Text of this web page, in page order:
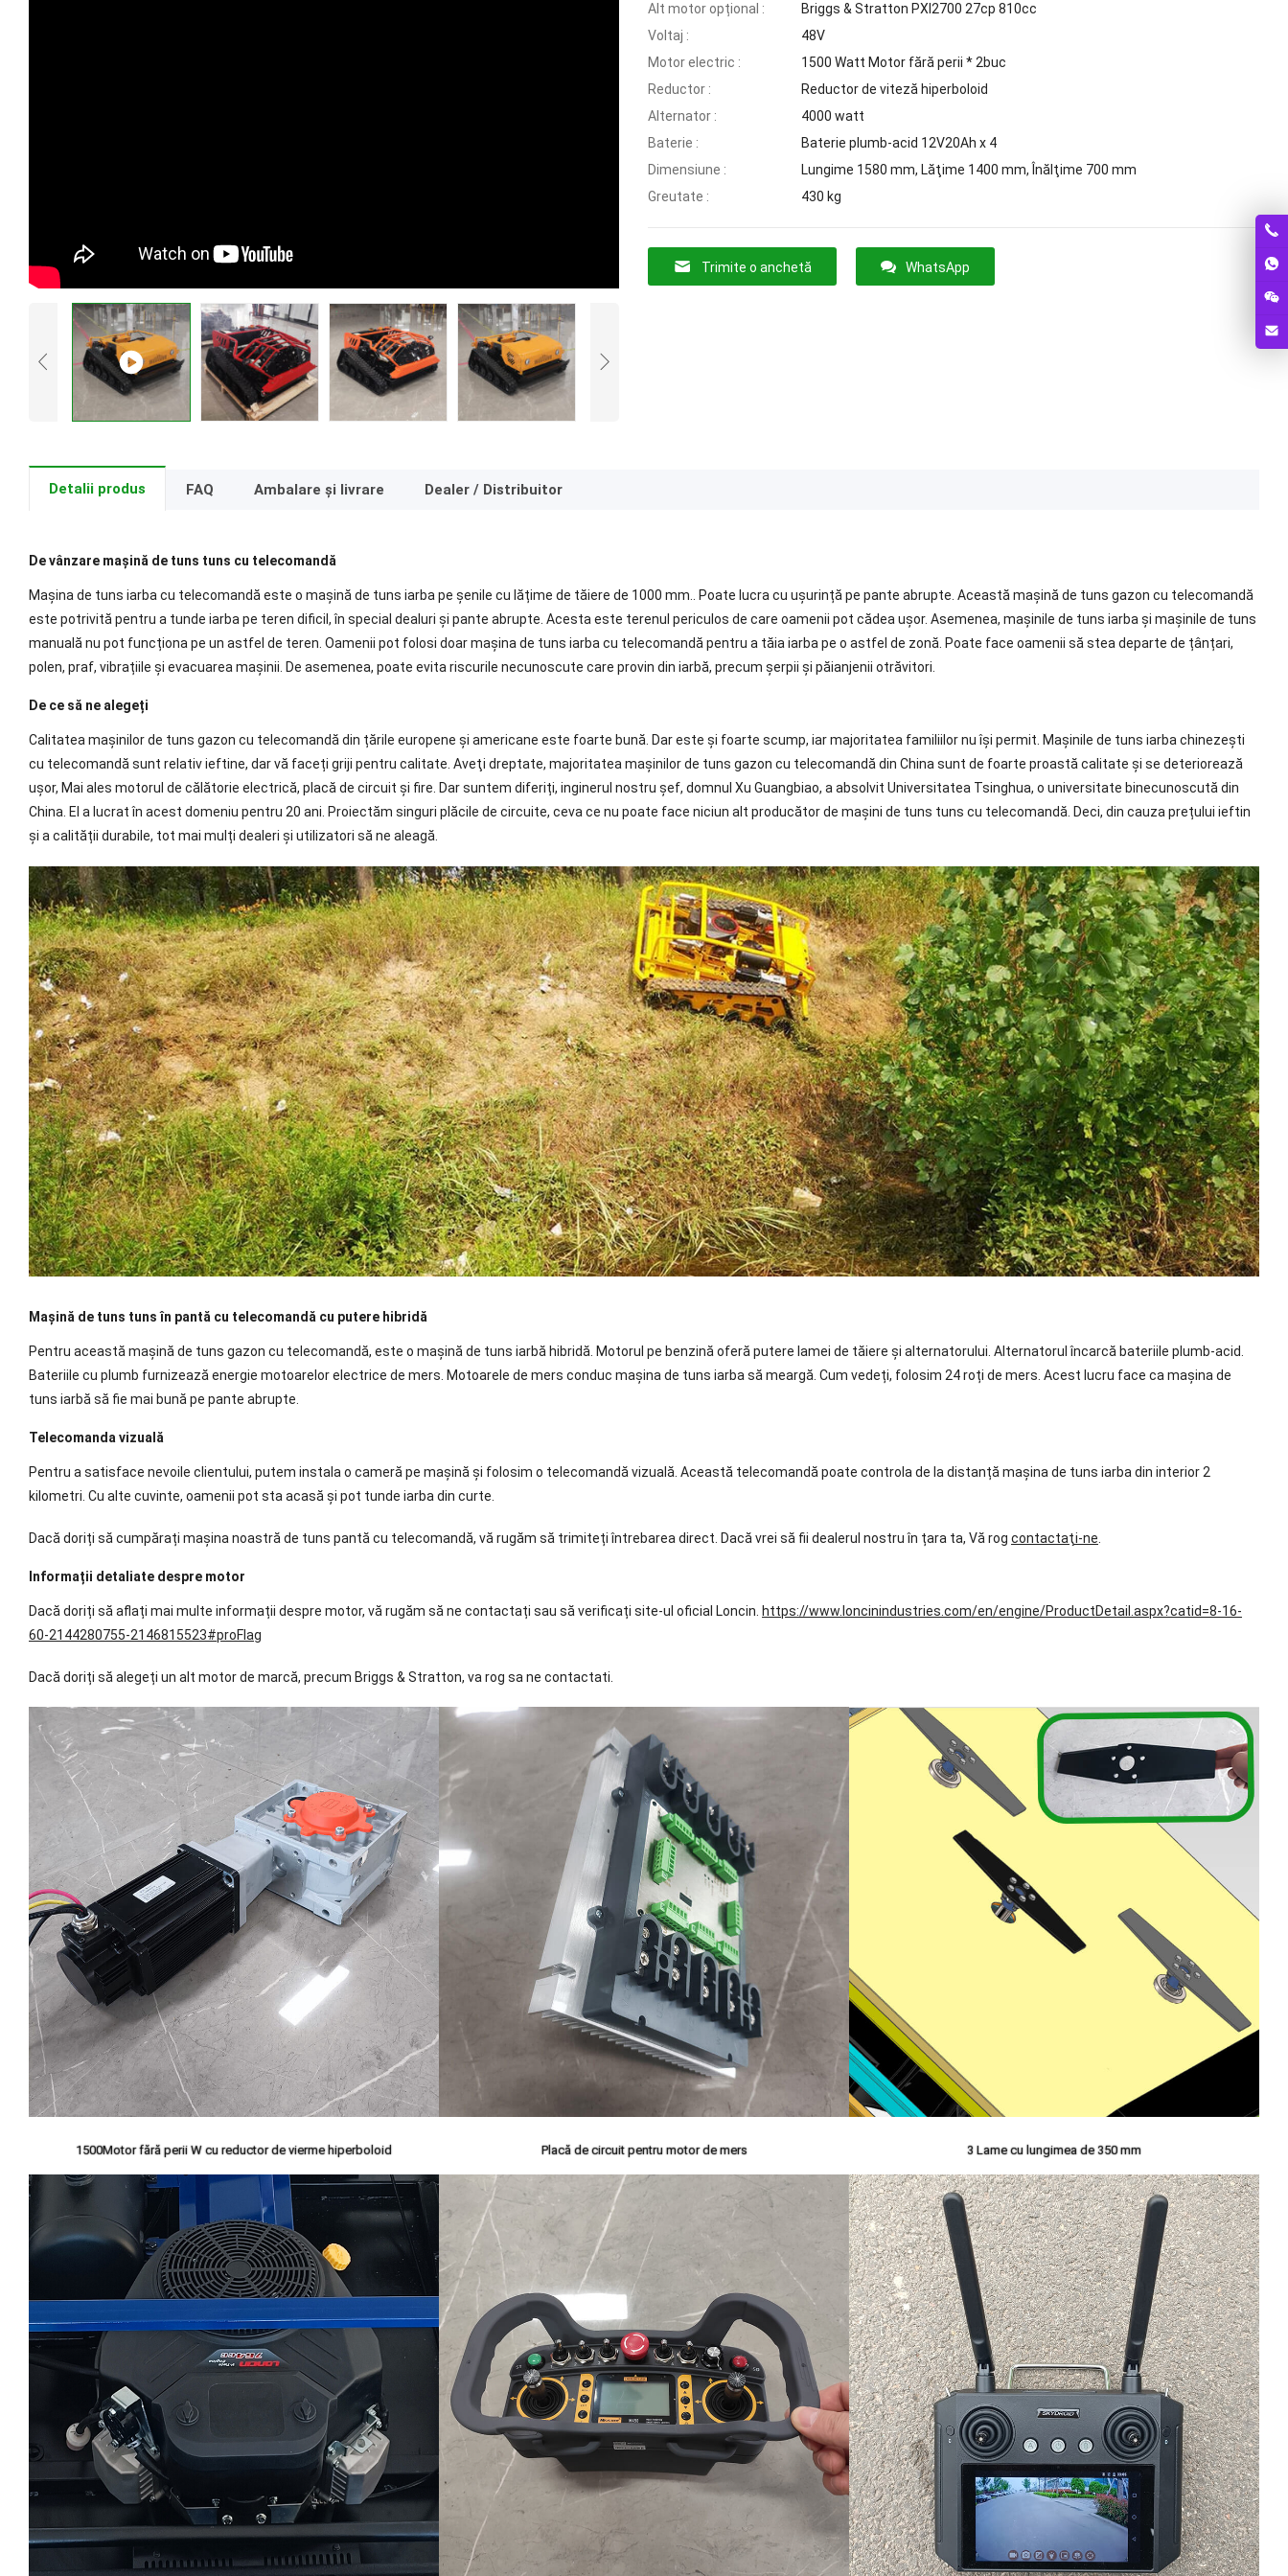
Alt motor opțional :
Briggs & Stratton PXI2700 27cp 810cc
Voltaj :
48V
Motor electric :
1500 Watt Motor fără perii * 2buc
Reductor :
Reductor de viteză hiperboloid
Alternator :
4000 watt
Baterie :
Baterie plumb-acid 12V20Ah x 4
Dimensiune :
Lungime 1580 mm, Lăţime 1400 mm, Înălţime 700 mm
Greutate :
430 kg
Trimite o anchetă WhatsApp
Detalii produs FAQ Ambalare și livrare Dealer / Distribuitor
De vânzare mașină de tuns tuns cu telecomandă
Mașina de tuns iarba cu telecomandă este o mașină de tuns iarba pe șenile cu lățime de tăiere de 1000 mm.. Poate lucra cu ușurință pe pante abrupte. Această mașină de tuns gazon cu telecomandă
este potrivită pentru a tunde iarba pe teren dificil, în special dealuri şi pante abrupte. Acesta este terenul periculos de care oamenii pot cădea ușor. Asemenea, mașinile de tuns iarba și mașinile de tuns
manuală nu pot funcționa pe un astfel de teren. Oamenii pot folosi doar mașina de tuns iarba cu telecomandă pentru a tăia iarba pe o astfel de zonă. Poate face oamenii să stea departe de țânțari,
polen, praf, vibrațiile și evacuarea mașinii. De asemenea, poate evita riscurile necunoscute care provin din iarbă, precum șerpii și păianjenii otrăvitori.
De ce să ne alegeți
Calitatea mașinilor de tuns gazon cu telecomandă din țările europene și americane este foarte bună. Dar este și foarte scump, iar majoritatea familiilor nu își permit. Mașinile de tuns iarba chinezești
cu telecomandă sunt relativ ieftine, dar vă faceți griji pentru calitate. Aveţi dreptate, majoritatea mașinilor de tuns gazon cu telecomandă din China sunt de foarte proastă calitate și se deteriorează
ușor, Mai ales motorul de călătorie electrică, placă de circuit și fire. Dar suntem diferiți, inginerul nostru șef, domnul Xu Guangbiao, a absolvit Universitatea Tsinghua, o universitate binecunoscută din
China. El a lucrat în acest domeniu pentru 20 ani. Proiectăm singuri plăcile de circuite, ceva ce nu poate face niciun alt producător de mașini de tuns tuns cu telecomandă. Deci, din cauza prețului ieftin
și a calității durabile, tot mai mulți dealeri și utilizatori să ne aleagă.
Mașină de tuns tuns în pantă cu telecomandă cu putere hibridă
Pentru această mașină de tuns gazon cu telecomandă, este o mașină de tuns iarbă hibridă. Motorul pe benzină oferă putere lamei de tăiere și alternatorului. Alternatorul încarcă bateriile plumb-acid.
Bateriile cu plumb furnizează energie motoarelor electrice de mers. Motoarele de mers conduc mașina de tuns iarba să meargă. Cum vedeți, folosim 24 roți de mers. Acest lucru face ca mașina de
tuns iarbă să fie mai bună pe pante abrupte.
Telecomanda vizuală
Pentru a satisface nevoile clientului, putem instala o cameră pe mașină și folosim o telecomandă vizuală. Această telecomandă poate controla de la distanță mașina de tuns iarba din interior 2
kilometri. Cu alte cuvinte, oamenii pot sta acasă și pot tunde iarba din curte.
Dacă doriți să cumpărați mașina noastră de tuns pantă cu telecomandă, vă rugăm să trimiteți întrebarea direct. Dacă vrei să fii dealerul nostru în țara ta, Vă rog contactaţi-ne
Informații detaliate despre motor
Dacă doriți să aflați mai multe informații despre motor, vă rugăm să ne contactați sau să verificați site-ul oficial Loncin. https://www.loncinindustries.com/en/engine/ProductDetail.aspx?catid=8-16-
60-2144280755-2146815523#proFlag
Dacă doriți să alegeți un alt motor de marcă, precum Briggs & Stratton, va rog sa ne contactati.
1500Motor fără perii W cu reductor de vierme hiperboloid Placă de circuit pentru motor de mers 3 Lame cu lungimea de 350 mm